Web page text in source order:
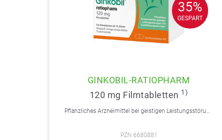
35%
GESPART
35%
GESPART
GINKOBIL-RATIOPHARM
120 mg Filmtabletten 1)
Pflanzliches Arzneimittel bei geistigen Leistungsstörungen und Durchblutungsstörungen.
PZN 6680881